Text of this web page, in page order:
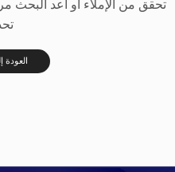
تحقق من الإملاء أو أعد
العودة